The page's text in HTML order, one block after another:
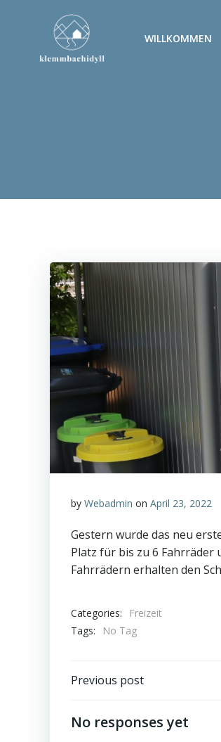
WILLKOMMEN
by Webadmin on April 23, 2022
Gestern wurde das neu
Platz für bis zu 6 Fahrräder
Fahrrädern erhalten den
Categories:
Freizeit
Tags:
No Tag
Post
navigation
Previous post
No responses yet